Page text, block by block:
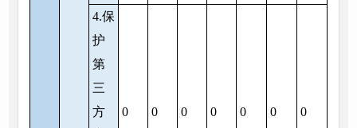
4.保
护
第
三
方
0 0 0 0 0 0 0